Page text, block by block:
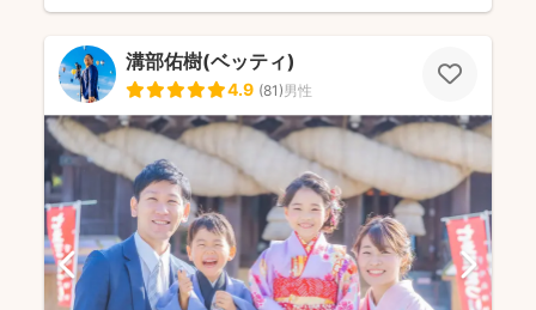
溝部佑樹(ベッティ)
4.9 (81)男性